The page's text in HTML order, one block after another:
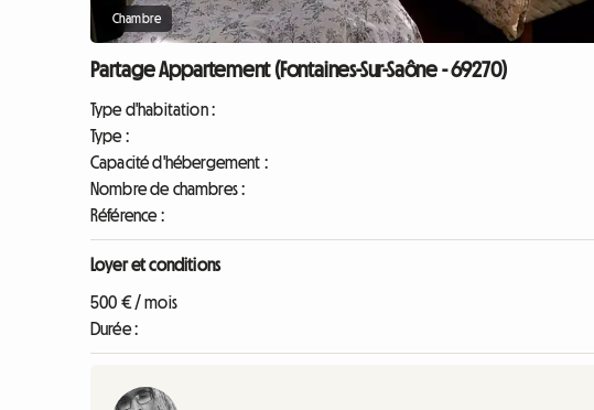
Chambre
Partage Appartement (Fontaines-Sur-Saône - 69270)
Type d'habitation :
Type :
Capacité d'hébergement :
Nombre de chambres :
Référence :
Loyer et conditions
500 € / mois
Durée :